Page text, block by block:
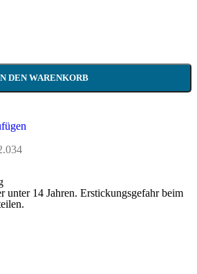
DEN WARENKORB
unter 14 Jahren. Erstickungsgefahr beim